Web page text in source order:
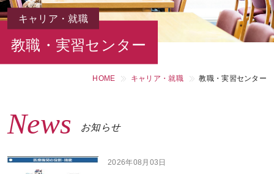
キャリア・就職
研究・社会連携・生涯学習
大学院
お問い合わせ
キャリア・就職
教職・実習センター
HOME キャリア・就職 教職・実習センター
News お知らせ
2026年08月03日